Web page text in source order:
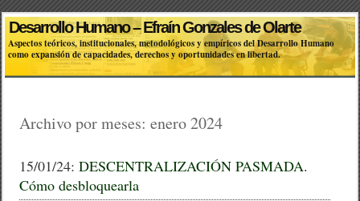
Desarrollo Humano – Efraín Gonzales de Olarte
Aspectos teóricos, institucionales, metodológicos y empíricos del Desarrollo Humano
como expansión de capacidades, derechos y oportunidades en libertad.
Archivo por meses:enero 2024
15/01/24:DESCENTRALIZACIÓN PASMADA.
Cómo desbloquearla